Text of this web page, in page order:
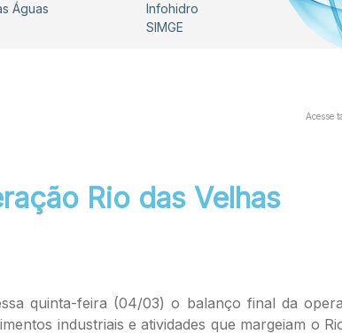
Águas
Infohidro
SIMGE
Acesse
Rio das Velhas
quinta-feira (04/03) o balanço final da
industriais e atividades que margeiam o